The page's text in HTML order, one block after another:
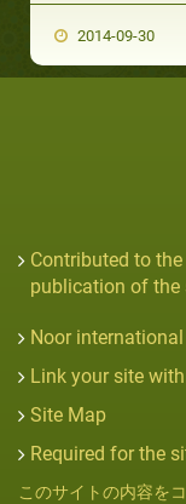
2014-09-30
Contributed to the
publication of the
Noor international
Link your site
Site Map
Required for the
このサイトの内容を